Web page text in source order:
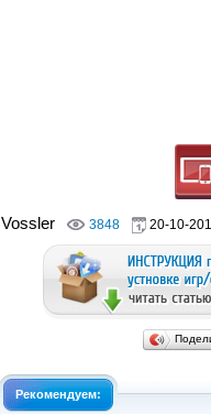
Vossler 3848 20-10-
Рекомендуем: